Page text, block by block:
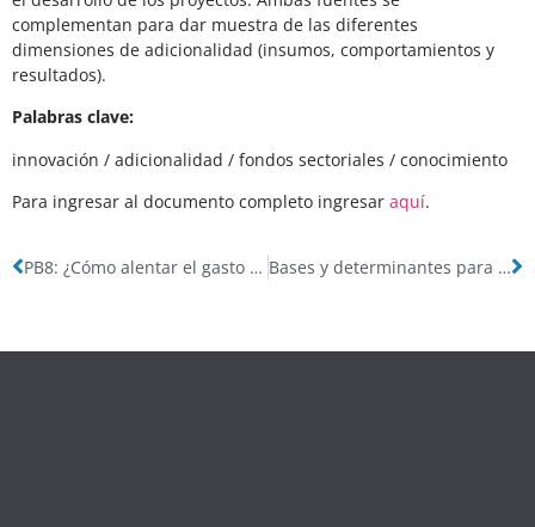
complementan para dar muestra de las diferentes
dimensiones de adicionalidad (insumos, comportamientos y
resultados).
Palabras clave:
innovación / adicionalidad / fondos sectoriales / conocimiento
Para ingresar al documento completo ingresar aquí.
PB8: ¿Cómo alentar el gasto privado en I+D? La experiencia con los incentivos tributarios y crediticios Bases y determinantes para una colaboración exitosa entre ciencia y producción (CIECTI- OITTEC)